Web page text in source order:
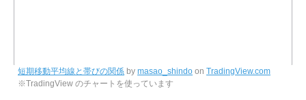
短期移動平均線と帯びの関係 by masao_shindo on TradingView.com
※TradingView のチャートを使っています